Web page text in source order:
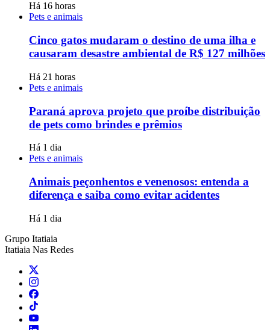
Há 16 horas
Pets e animais
Cinco gatos mudaram o destino de uma ilha e
causaram desastre ambiental de R$ 127 milhões
Há 21 horas
Pets e animais
Paraná aprova projeto que proíbe distribuição
de pets como brindes e prêmios
Há 1 dia
Pets e animais
Animais peçonhentos e venenosos: entenda a
diferença e saiba como evitar acidentes
Há 1 dia
Grupo Itatiaia
Itatiaia Nas Redes